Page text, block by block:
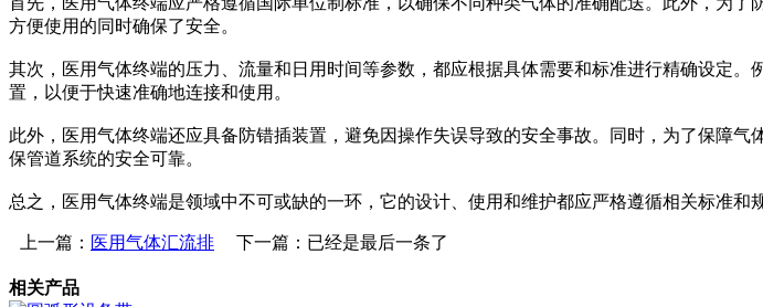
方便使用的同时确保了安全。
其次，医用气体终端的压力、流量和日用时间等参数，都应根据具体需要和标准进行精确设定
置，以便于快速准确地连接和使用。
此外，医用气体终端还应具备防错插装置，避免因操作失误导致的安全事故。同时，为了保障
保管道系统的安全可靠。
总之，医用气体终端是领域中不可或缺的一环，它的设计、使用和维护都应严格遵循相关标准和
上一篇： 医用气体汇流排 下一篇：已经是最后一条了
相关产品